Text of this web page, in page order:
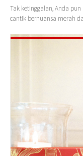
Tak ketinggalan, Anda
cantik bernuansa merah